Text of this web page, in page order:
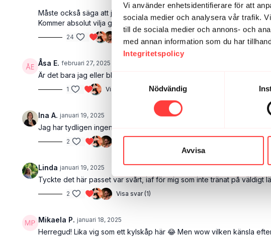
Vi använder enhetsidentifierare för att
sociala medier och analysera vår trafik.
till de sociala medier och annons- och
med annan information som du har
Integritetspolicy
Samtyckesval
Nödvändig
Avvisa
Måste också säga att jag skrattade åt mig själv i andra delen av
Kommer absolut vilja göra detta igen. Kände mig GRYM! Fin kontakt
24 Visa svar (2)
Åsa E. februari 27, 2025
Är det bara jag eller blir The Flow-passen bara bättre & bättre?! 🤩
1 Visa svar (1)
Ina A. januari 19, 2025
Jag har tydligen ingen som helst koordinationsförmåga 😂
2
Linda januari 19, 2025
Tyckte det här passet var svårt, iaf för mig som inte tränat på väldigt
2 Visa svar (1)
Mikaela P. januari 18, 2025
Herregud! Lika vig som ett kylskåp här 😂 Men wow vilken känsla